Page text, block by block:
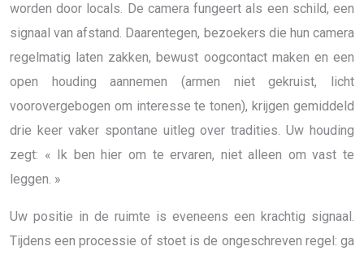
worden door locals. De camera fungeert als een schild, een
signaal van afstand. Daarentegen, bezoekers die hun camera
regelmatig laten zakken, bewust oogcontact maken en een
open houding aannemen (armen niet gekruist, licht
voorovergebogen om interesse te tonen), krijgen gemiddeld
drie keer vaker spontane uitleg over tradities. Uw houding
zegt: « Ik ben hier om te ervaren, niet alleen om vast te
leggen. »
Uw positie in de ruimte is eveneens een krachtig signaal.
Tijdens een processie of stoet is de ongeschreven regel: ga